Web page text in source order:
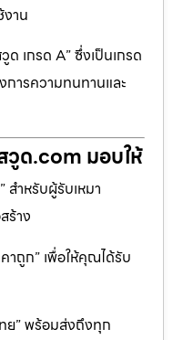
าน
ด เกรด A” ซึ่งเป็นเกรด
ารความทนทานและ
วูด.com มอบให้
สำหรับผู้รับเหมา
ร้าง
าถูก” เพื่อให้คุณได้รับ
ย” พร้อมส่งถึงทุก